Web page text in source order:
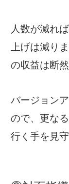
人数が減れ
上げは減り
の収益は断
バージョン
ので、更な
行く手を見